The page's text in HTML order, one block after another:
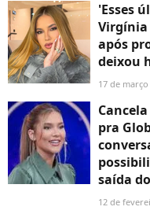
'Esses
Virgínia
após
deixou
17 de
pra
saída
12 de